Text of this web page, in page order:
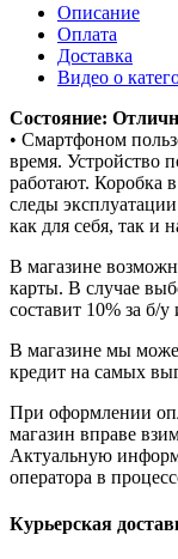
Описание
Оплата
Доставка
Видео о
Состояние:
• Смартфоном
время. Устройство
работают. Коробка
следы
как для себя, так и
В магазине
карты. В случае
составит 10% за б/
В магазине мы
кредит на самых
При оформлении
магазин вправе
Актуальную
оператора в
Курьерская